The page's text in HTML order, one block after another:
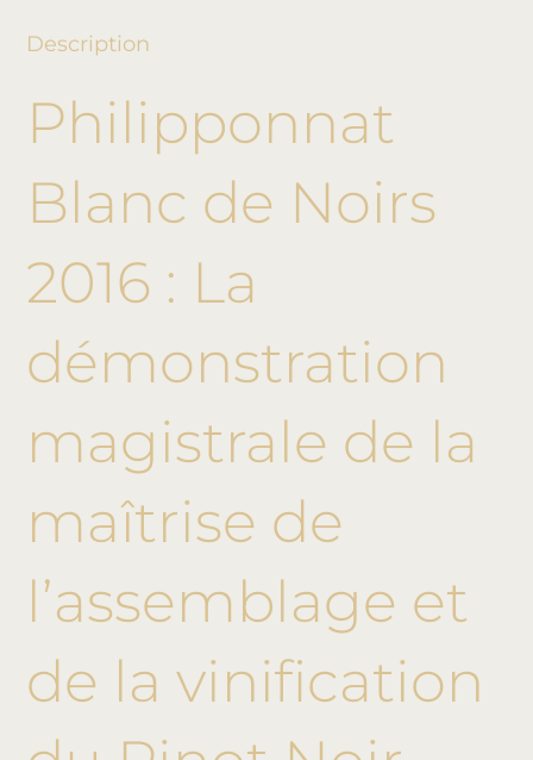
Description
Philipponnat
Blanc de Noirs
2016 : La
démonstration
magistrale de la
maîtrise de
l’assemblage et
de la vinification